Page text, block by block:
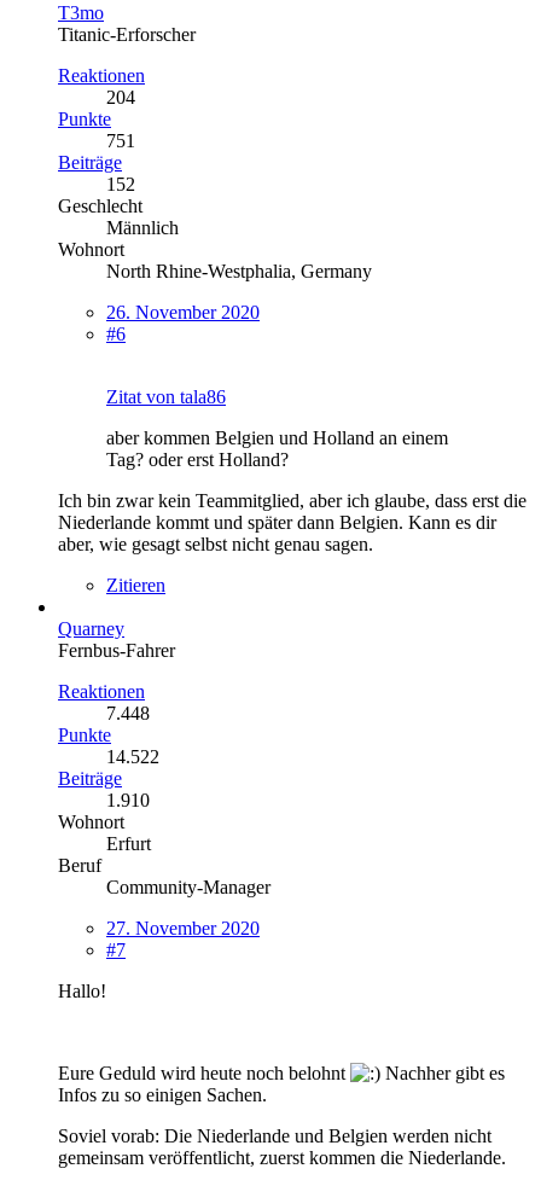
T3mo
Titanic-Erforscher
Reaktionen
204
Punkte
751
Beiträge
152
Geschlecht
Männlich
Wohnort
North Rhine-Westphalia, Germany
26. November 2020
#6
Zitat von tala86
aber kommen Belgien und Holland an einem
Tag? oder erst Holland?
Ich bin zwar kein Teammitglied, aber ich glaube, dass erst die
Niederlande kommt und später dann Belgien. Kann es dir
aber, wie gesagt selbst nicht genau sagen.
Zitieren
Quarney
Fernbus-Fahrer
Reaktionen
7.448
Punkte
14.522
Beiträge
1.910
Wohnort
Erfurt
Beruf
Community-Manager
27. November 2020
#7
Hallo!
Eure Geduld wird heute noch belohnt
Nachher gibt es
Infos zu so einigen Sachen.
Soviel vorab: Die Niederlande und Belgien werden nicht
gemeinsam veröffentlicht, zuerst kommen die Niederlande.